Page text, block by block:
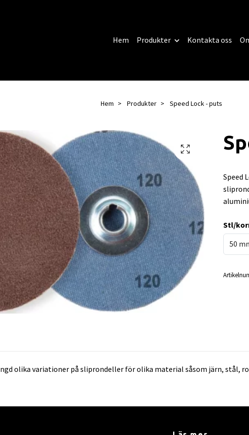
Hem Produkter Kontakta oss
Hem Produkter Speed Lock - puts
Speed
Stl/
50
olika variationer på sliprondeller för olika material såsom järn,